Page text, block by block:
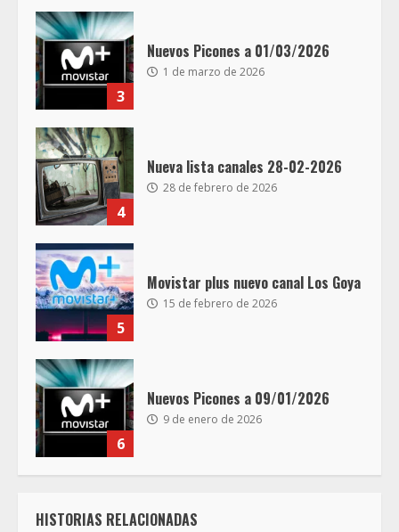
3
Nuevos Picones a 01/03/2026
1 de marzo de 2026
4
Nueva lista canales 28-02-2026
28 de febrero de 2026
5
Movistar plus nuevo canal Los Goya
15 de febrero de 2026
6
Nuevos Picones a 09/01/2026
9 de enero de 2026
HISTORIAS RELACIONADAS